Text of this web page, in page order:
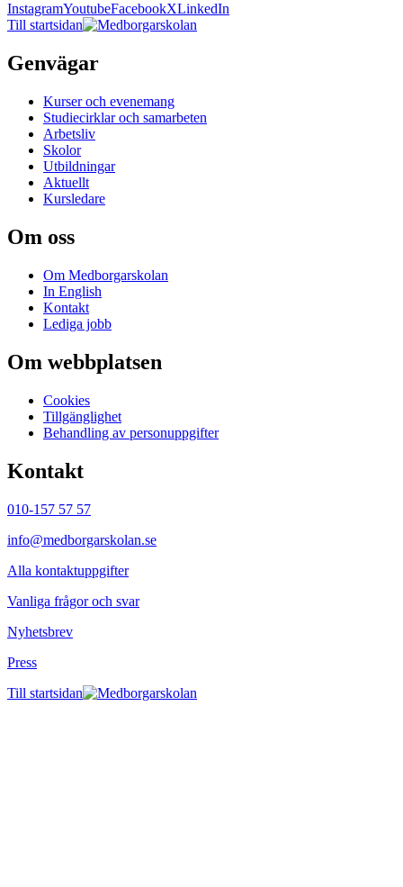
InstagramYoutubeFacebookXLinkedIn
Till startsidan
Genvägar
Kurser och evenemang
Studiecirklar och samarbeten
Arbetsliv
Skolor
Utbildningar
Aktuellt
Kursledare
Om oss
Om Medborgarskolan
In English
Kontakt
Lediga jobb
Om webbplatsen
Cookies
Tillgänglighet
Behandling av personuppgifter
Kontakt
010-157 57 57
info@medborgarskolan.se
Alla kontaktuppgifter
Vanliga frågor och svar
Nyhetsbrev
Press
Till startsidan